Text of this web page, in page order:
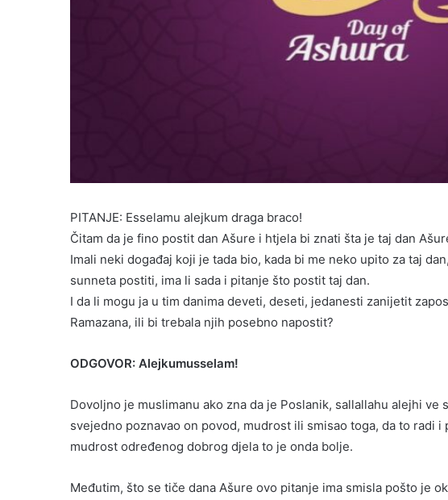
PITANJE: Esselamu alejkum draga braco!
Čitam da je fino postit dan Ašure i htjela bi znati šta je taj dan
Imali neki događaj koji je tada bio, kada bi me neko upito za taj
sunneta postiti, ima li sada i pitanje što postit taj dan.
I da li mogu ja u tim danima deveti, deseti, jedanesti zanijetit
Ramazana, ili bi trebala njih posebno napostit?
ODGOVOR: Alejkumusselam!
Dovoljno je muslimanu ako zna da je Poslanik, sallallahu alejhi
svejedno poznavao on povod, mudrost ili smisao toga, da to radi
mudrost određenog dobrog djela to je onda bolje.
Međutim, što se tiče dana Ašure ovo pitanje ima smisla pošto je